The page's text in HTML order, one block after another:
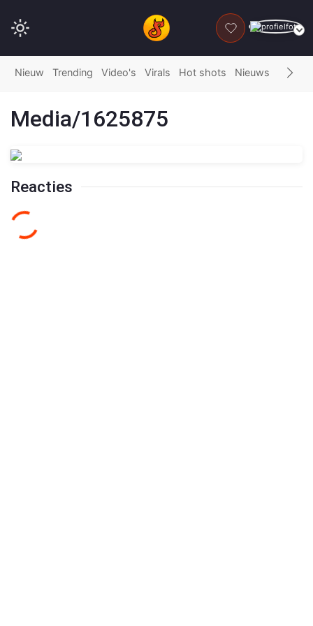
DONEER
Nieuw Trending Video's Virals Hot shots Nieuws Fails
Media/1625875
Reacties